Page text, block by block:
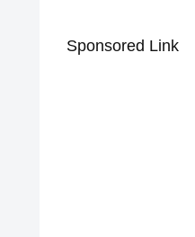
Sponsored Link